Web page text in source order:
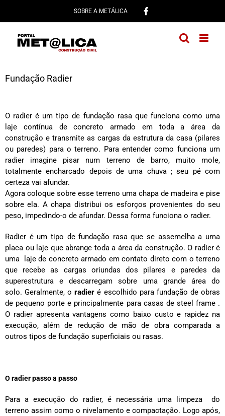
conteúdo
SOBRE A METÁLICA
Fundação Radier
O radier é um tipo de fundação rasa que funciona como uma
laje contínua de concreto armado em toda a área da
construção e transmite as cargas da estrutura da casa (pilares
ou paredes) para o terreno. Para entender como funciona um
radier imagine pisar num terreno de barro, muito mole,
totalmente encharcado depois de uma chuva ; seu pé com
certeza vai afundar.
Agora coloque sobre esse terreno uma chapa de madeira e pise
sobre ela. A chapa distribui os esforços provenientes do seu
peso, impedindo-o de afundar. Dessa forma funciona o radier.
Radier é um tipo de fundação rasa que se assemelha a uma
placa ou laje que abrange toda a área da construção. O radier é
uma laje de concreto armado em contato direto com o terreno
que recebe as cargas oriundas dos pilares e paredes da
superestrutura e descarregam sobre uma grande área do
solo. Geralmente, o radier é escolhido para fundação de obras
de pequeno porte e principalmente para casas de steel frame .
O radier apresenta vantagens como baixo custo e rapidez na
execução, além de redução de mão de obra comparada a
outros tipos de fundação superficiais ou rasas.
O radier passo a passo
Para a execução do radier, é necessária uma limpeza do
terreno assim como o nivelamento e compactação. Logo após,